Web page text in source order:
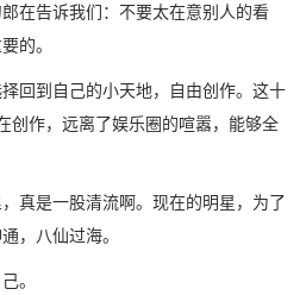
在告诉我们：不要太在意别人的看
的。
回到自己的小天地，自由创作。这十
创作，远离了娱乐圈的喧嚣，能够全
真是一股清流啊。现在的明星，为了
，八仙过海。
。